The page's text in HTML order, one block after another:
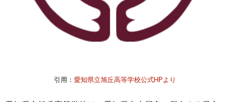
引用： 愛知県立旭丘高等学校公式HPより